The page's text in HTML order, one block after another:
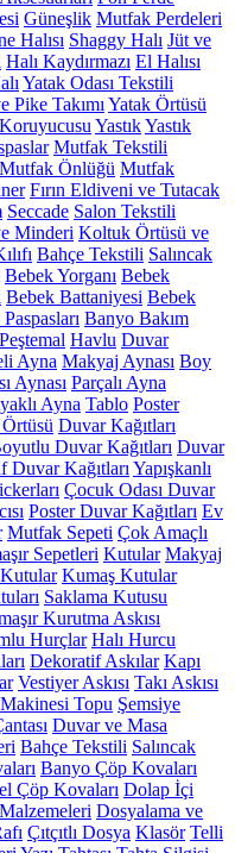
Güneşlik Mutfak Perdeleri
Halısı Shaggy Halı Jüt ve
Halı Kaydırmazı El Halısı
Yatak Odası Tekstili
Pike Takımı Yatak Örtüsü
YastıkYastık
Mutfak Tekstili
Mutfak Önlüğü Mutfak
Fırın Eldiveni ve Tutacak
Seccade Salon Tekstili
Minderi Koltuk Örtüsü ve
Bahçe Tekstili Salıncak
Bebek Yorganı Bebek
Bebek Battaniyesi Bebek
Banyo Bakım
Peştemal Havlu Duvar
Ayna Makyaj Aynası Boy
Aynası Parçalı Ayna
Ayna Tablo Poster
Duvar Kağıtları
Duvar Kağıtları Duvar
Duvar Kağıtları Yapışkanlı
Çocuk Odası Duvar
Poster Duvar Kağıtları Ev
Mutfak Sepeti Çok Amaçlı
Sepetleri Kutular Makyaj
Kumaş Kutular
Saklama Kutusu
Kurutma Askısı
Hurçlar Halı Hurcu
Dekoratif Askılar Kapı
Vestiyer Askısı Takı Askısı
Topu Şemsiye
Duvar ve Masa
Bahçe Tekstili Salıncak
Banyo Çöp Kovaları
Çöp Kovaları Dolap İçi
Dosyalama ve
Çıtçıtlı Dosya Klasör Telli